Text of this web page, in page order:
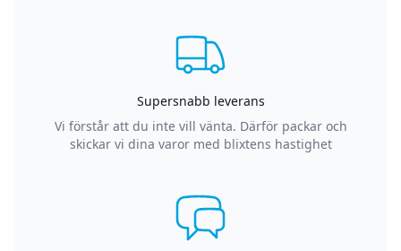
Supersnabb leverans
Vi förstår att du inte vill vänta. Därför packar och
skickar vi dina varor med blixtens hastighet